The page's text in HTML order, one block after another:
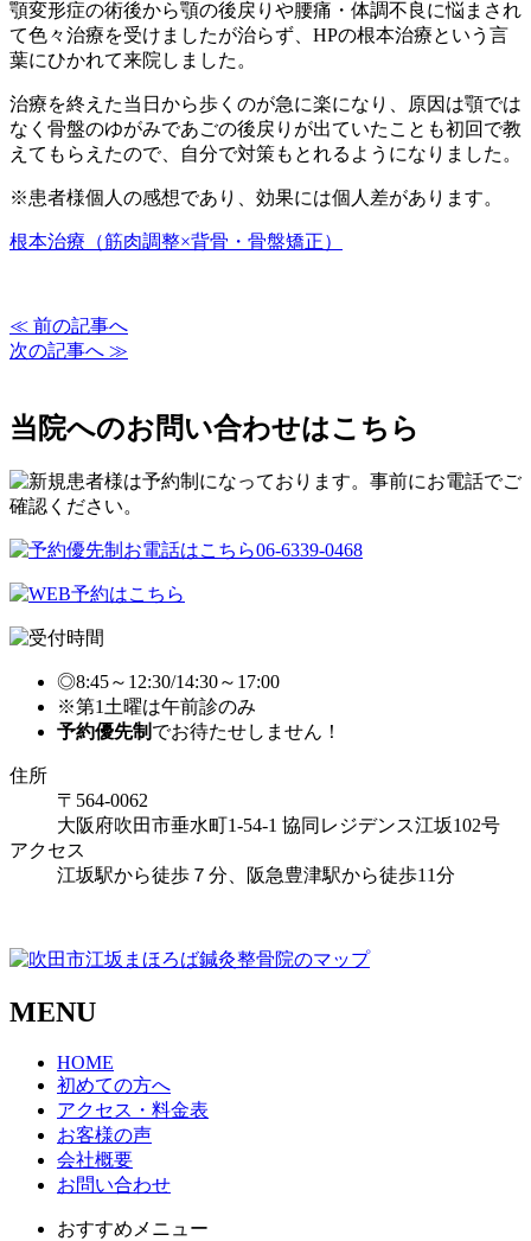
顎変形症の術後から顎の後戻りや腰痛・体調不良に悩まされ
て色々治療を受けましたが治らず、HPの根本治療という言
葉にひかれて来院しました。
治療を終えた当日から歩くのが急に楽になり、原因は顎では
なく骨盤のゆがみであごの後戻りが出ていたことも初回で教
えてもらえたので、自分で対策もとれるようになりました。
※患者様個人の感想であり、効果には個人差があります。
根本治療（筋肉調整×背骨・骨盤矯正）
≪ 前の記事へ
次の記事へ ≫
当院へのお問い合わせはこちら
◎8:45～12:30/14:30～17:00
※第1土曜は午前診のみ
予約優先制 でお待たせしません！
住所
〒564-0062
大阪府吹田市垂水町1-54-1 協同レジデンス江坂102号
アクセス
江坂駅から徒歩７分、阪急豊津駅から徒歩11分
MENU
HOME
初めての方へ
アクセス・料金表
お客様の声
会社概要
お問い合わせ
おすすめメニュー